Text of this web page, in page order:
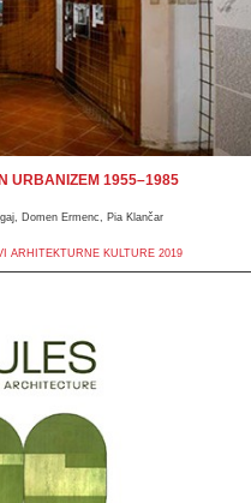
URBANIZEM 1955–1985
Domen Ermenc, Pia Klančar
ARHITEKTURNE KULTURE 2019